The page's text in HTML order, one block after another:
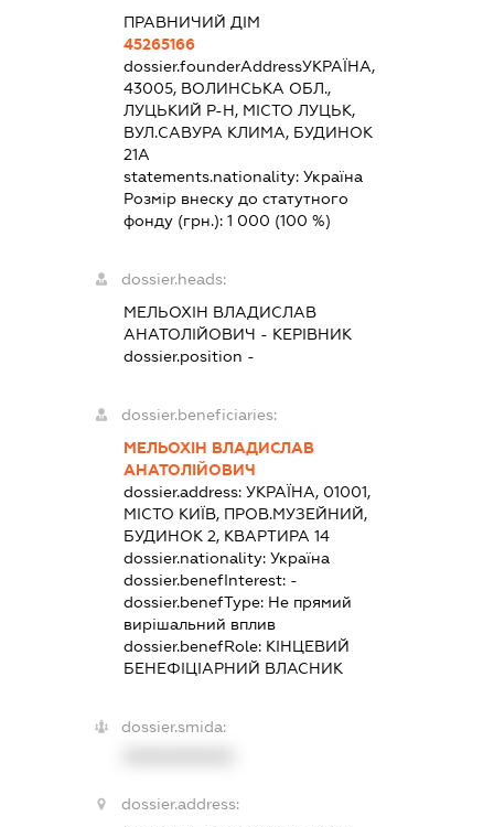
ПРАВНИЧИЙ ДІМ
45265166
dossier.founderAddressУКРАЇНА,
43005, ВОЛИНСЬКА ОБЛ.,
ЛУЦЬКИЙ Р-Н, МІСТО ЛУЦЬК,
ВУЛ.САВУРА КЛИМА, БУДИНОК
21А
statements.nationality:Україна
Розмір внеску до статутного
фонду (грн.):1 000 (100 %)
dossier.heads:
МЕЛЬОХІН ВЛАДИСЛАВ
АНАТОЛІЙОВИЧ - КЕРІВНИК
dossier.position -
dossier.beneficiaries:
МЕЛЬОХІН ВЛАДИСЛАВ
АНАТОЛІЙОВИЧ
dossier.address:УКРАЇНА, 01001,
МІСТО КИЇВ, ПРОВ.МУЗЕЙНИЙ,
БУДИНОК 2, КВАРТИРА 14
dossier.nationality:Україна
dossier.benefInterest: -
dossier.benefType: Не прямий
вирішальний вплив
dossier.benefRole: КІНЦЕВИЙ
БЕНЕФІЦІАРНИЙ ВЛАСНИК
dossier.smida:
dossier.address: